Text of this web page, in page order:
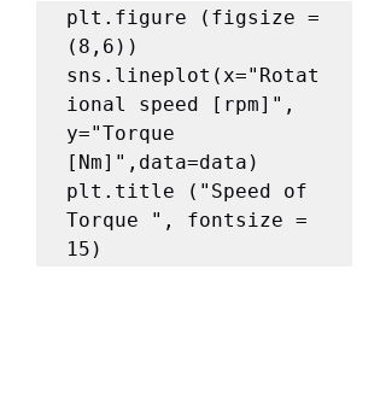
plt.figure (figsize =
(8,6))
sns.lineplot(x="Rotat
ional speed [rpm]",
y="Torque
[Nm]",data=data)
plt.title ("Speed of
Torque ", fontsize =
15)